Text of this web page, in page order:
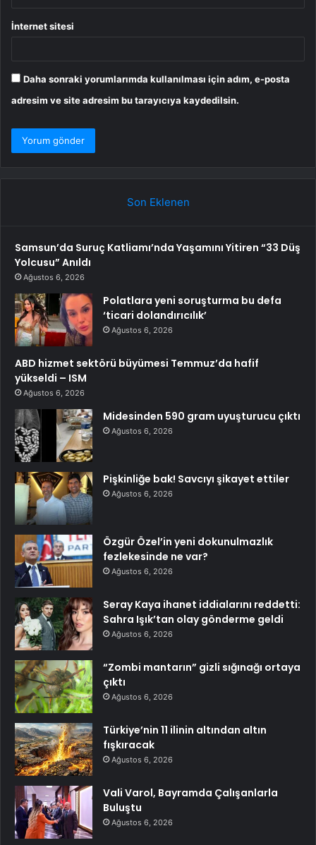
İnternet sitesi
Daha sonraki yorumlarımda kullanılması için adım, e-posta
adresim ve site adresim bu tarayıcıya kaydedilsin.
Son Eklenen
Samsun’da Suruç Katliamı’nda Yaşamını Yitiren “33 Düş
Yolcusu” Anıldı
Ağustos 6, 2026
Polatlara yeni soruşturma bu defa
‘ticari dolandırıcılık’
Ağustos 6, 2026
ABD hizmet sektörü büyümesi Temmuz’da hafif
yükseldi – ISM
Ağustos 6, 2026
Midesinden 590 gram uyuşturucu çıktı
Ağustos 6, 2026
Pişkinliğe bak! Savcıyı şikayet ettiler
Ağustos 6, 2026
Özgür Özel’in yeni dokunulmazlık
fezlekesinde ne var?
Ağustos 6, 2026
Seray Kaya ihanet iddialarını reddetti:
Sahra Işık’tan olay gönderme geldi
Ağustos 6, 2026
“Zombi mantarın” gizli sığınağı ortaya
çıktı
Ağustos 6, 2026
Türkiye’nin 11 ilinin altından altın
fışkıracak
Ağustos 6, 2026
Vali Varol, Bayramda Çalışanlarla
Buluştu
Ağustos 6, 2026